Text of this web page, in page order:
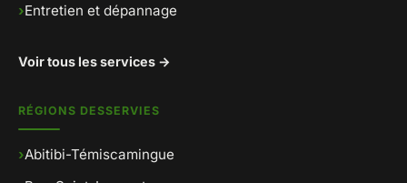
›Entretien et dépannage
Voir tous les services →
RÉGIONS DESSERVIES
›Abitibi-Témiscamingue